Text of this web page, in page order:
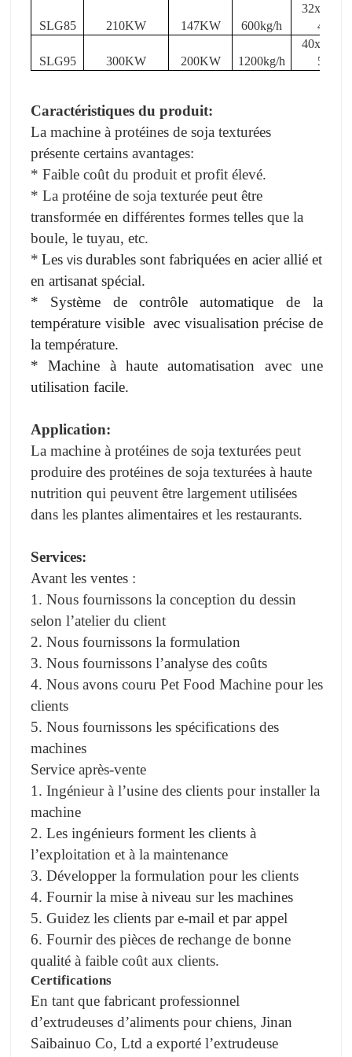
SLG85 210KW 147KW 600kg/h
32x 2,0 x
4,0
SLG95 300KW 200KW 1200kg/h
40x 2,0 x
5,0
Caractéristiques du produit:
La machine à protéines de soja texturées
présente certains avantages:
* Faible coût du produit et profit élevé.
* La protéine de soja texturée peut être
transformée en différentes formes telles que la
boule, le tuyau, etc.
* Les vis durables sont fabriquées en acier allié et
en artisanat spécial.
*
Système de
contrôle automatique de la
température visible avec visualisation précise de
la température.
* Machine à haute automatisation avec une
utilisation facile.
Application:
La machine à protéines de soja texturées peut
produire des protéines de soja texturées à haute
nutrition qui peuvent être largement utilisées
dans les plantes alimentaires et les restaurants.
Services:
Avant les ventes :
1. Nous fournissons la conception du dessin
selon l’atelier du client
2. Nous fournissons la formulation
3. Nous fournissons l’analyse des coûts
4. Nous avons couru Pet Food Machine pour les
clients
5. Nous fournissons les spécifications des
machines
Service après-vente
1. Ingénieurà l’usine des clients pour installer la
machine
2. Les ingénieurs forment les clients à
l’exploitation et à la maintenance
3. Développer la formulation pour les clients
4. Fournir la mise à niveau sur les machines
5. Guidez les clients par e-mail et par appel
6. Fournir des pièces de rechange de bonne
qualité à faible coût aux clients.
Certifications
En tant que fabricant professionnel
d’extrudeuses d’aliments pour chiens, Jinan
Saibainuo Co, Ltd a exporté l’extrudeuse